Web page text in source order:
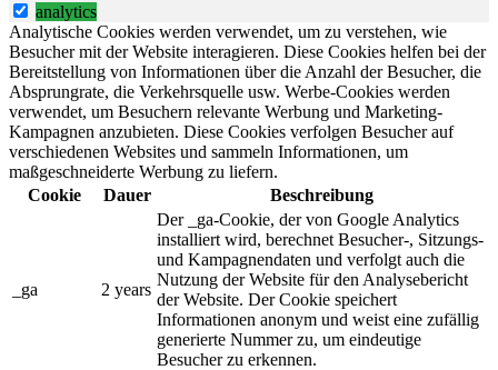
analytics
Analytische Cookies werden verwendet, um zu verstehen, wie
Besucher mit der Website interagieren. Diese Cookies helfen bei der
Bereitstellung von Informationen über die Anzahl der Besucher, die
Absprungrate, die Verkehrsquelle usw. Werbe-Cookies werden
verwendet, um Besuchern relevante Werbung und Marketing-
Kampagnen anzubieten. Diese Cookies verfolgen Besucher auf
verschiedenen Websites und sammeln Informationen, um
maßgeschneiderte Werbung zu liefern.
Cookie
Dauer Beschreibung
_ga 2 years
Der _ga-Cookie, der von Google Analytics
installiert wird, berechnet Besucher-, Sitzungs-
und Kampagnendaten und verfolgt auch die
Nutzung der Website für den Analysebericht
der Website. Der Cookie speichert
Informationen anonym und weist eine zufällig
generierte Nummer zu, um eindeutige
Besucher zu erkennen.